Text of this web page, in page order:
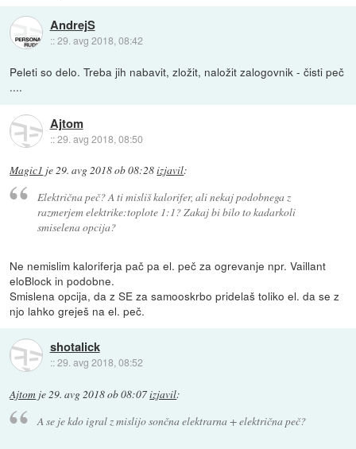
AndrejS
::29. avg 2018, 08:42
Peleti so delo. Treba jih nabavit, zložit, naložit zalogovnik - čisti peč
....
Ajtom
::29. avg 2018, 08:50
Magic1 je29. avg 2018 ob 08:28izjavil:
Električna peč? A ti misliš kalorifer, ali nekaj podobnega z
razmerjem elektrike:toplote 1:1? Zakaj bi bilo to kadarkoli
smiselena opcija?
Ne nemislim kaloriferja pač pa el. peč za ogrevanje npr. Vaillant
eloBlock in podobne.
Smislena opcija, da z SE za samooskrbo pridelaš toliko el. da se z
njo lahko greješ na el. peč.
shotalick
::29. avg 2018, 08:52
Ajtom je29. avg 2018 ob 08:07izjavil:
A se je kdo igral z mislijo sončna elektrarna + električna peč?